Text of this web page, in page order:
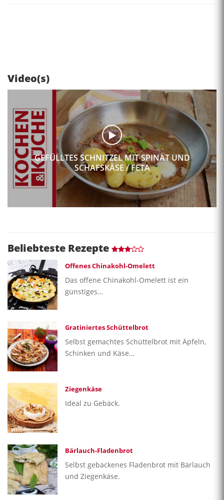
Video(s)
GEFÜLLTES SCHNITZEL MIT SPINAT UND
SCHAFSKÄSE / FETA
Beliebteste Rezepte
Offenes Chinakohl-Omelett
Das offene Chinakohl-Omelett ist ein
günstiges…
Gratiniertes Schüttelbrot
Selbst gemachtes Schüttelbrot mit Äpfeln,
Schinken und Käse…
Ziegenkäse
Ideal zu Gebäck.
Bärlauch-Fladenbrot
Selbst gebackenes Fladenbrot mit Bärlauch
und Ziegenkäse.